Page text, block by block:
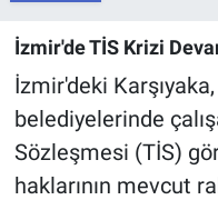
İzmir'de TİS Krizi
İzmir'deki
belediyelerinde
Sözleşmesi (TİS)
haklarının mevcut